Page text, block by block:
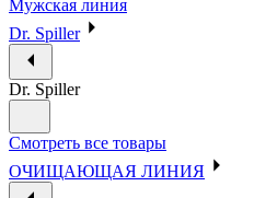
Мужская линия
Dr. Spiller
Dr. Spiller
Смотреть все товары
ОЧИЩАЮЩАЯ ЛИНИЯ